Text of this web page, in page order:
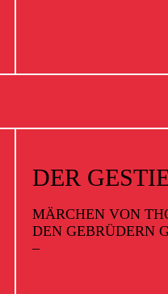
DER
MÄRCHEN VON
DEN GEBRÜDERN
–